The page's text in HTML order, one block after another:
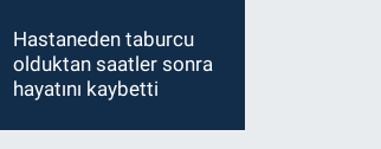
Hastaneden taburcu
olduktan saatler sonra
hayatını kaybetti